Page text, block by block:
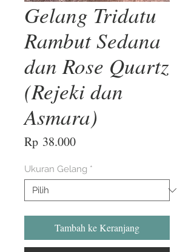
Gelang Tridatu
Rambut Sedana
dan Rose Quartz
(Rejeki dan
Asmara)
Rp 38.000Harga
Ukuran Gelang *
Tambah ke Keranjang